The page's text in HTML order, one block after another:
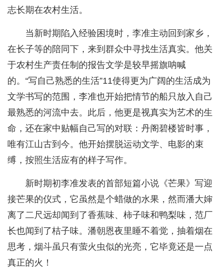
志长期在农村生活。
当新时期陷入经验困境时，李准主动回到家乡，
在长子等的陪同下，来到群众中寻找生活真实。他关
于农村生产责任制的报告文学是较早摇旗呐喊
的。“写自己熟悉的生活”11使得更为广阔的生活成为
文学书写的范围，李准也开始把情节的船只放入自己
最熟悉的河流中去。此后，他更是视真实为艺术的生
命，还在家中贴幅自己写的对联：丹阁碧楼皆时事，
唯有江山古到今。他开始摆脱运动文学、电影的束
缚，按照生活应有的样子写作。
新时期初李准发表的首部短篇小说《芒果》写迎
接芒果的仪式，它虽然是个蜡做的水果，然而潘大婶
离了二尺远却闻到了香蕉味、柿子味和鸭梨味，范厂
长也闻到了桔子味。潘朝恩夜里睡不着觉，抽着烟在
思考，烟斗虽只有萤火虫似的光亮，它毕竟还是一点
真正的火！